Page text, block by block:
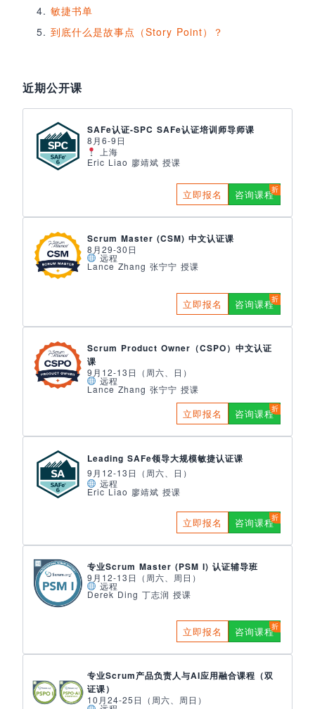
敏捷书单
到底什么是故事点（Story Point）？
近期公开课
SAFe认证-SPC SAFe认证培训师导师课
8月6-9日
上海
Eric Liao 廖靖斌 授课
立即报名 咨询课程
Scrum Master (CSM) 中文认证课
8月29-30日
远程
Lance Zhang 张宁宁 授课
立即报名 咨询课程
Scrum Product Owner（CSPO）中文认证
课
9月12-13日（周六、日）
远程
Lance Zhang 张宁宁 授课
立即报名 咨询课程
Leading SAFe领导大规模敏捷认证课
9月12-13日（周六、日）
远程
Eric Liao 廖靖斌 授课
立即报名 咨询课程
专业Scrum Master (PSM I) 认证辅导班
9月12-13日（周六、周日）
远程
Derek Ding 丁志润 授课
立即报名 咨询课程
专业Scrum产品负责人与AI应用融合课程（双
证课）
10月24-25日（周六、周日）